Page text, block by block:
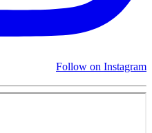
Follow on Instagram